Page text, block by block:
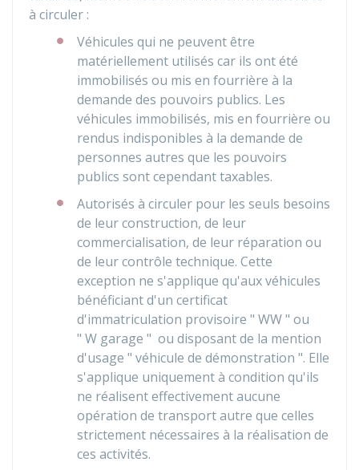
à circuler :
Véhicules qui ne peuvent être
matériellement utilisés car ils ont été
immobilisés ou mis en fourrière à la
demande des pouvoirs publics. Les
véhicules immobilisés, mis en fourrière ou
rendus indisponibles à la demande de
personnes autres que les pouvoirs
publics sont cependant taxables.
Autorisés à circuler pour les seuls besoins
de leur construction, de leur
commercialisation, de leur réparation ou
de leur contrôle technique. Cette
exception ne s'applique qu'aux véhicules
bénéficiant d'un certificat
d'immatriculation provisoire " WW " ou
" W garage " ou disposant de la mention
d'usage " véhicule de démonstration ". Elle
s'applique uniquement à condition qu'ils
ne réalisent effectivement aucune
opération de transport autre que celles
strictement nécessaires à la réalisation de
ces activités.